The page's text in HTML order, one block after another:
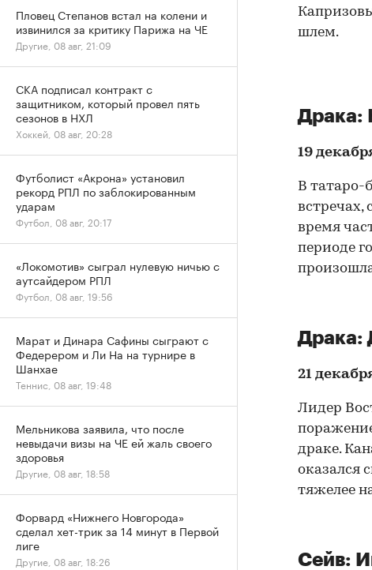
шлем.
Драка:
19
В татаро-
встречах,
время
периоде
Драка:
21
Лидер
драке.
оказался
тяжелее
Сейв:
Пловец Степанов встал на колени и
извинился за критику Парижа на ЧЕ
Другие, 08 авг, 21:09
СКА подписал контракт с
защитником, который провел пять
сезонов в НХЛ
Хоккей, 08 авг, 20:28
Футболист «Акрона» установил
рекорд РПЛ по заблокированным
ударам
Футбол, 08 авг, 20:17
«Локомотив» сыграл нулевую ничью с
аутсайдером РПЛ
Футбол, 08 авг, 19:56
Марат и Динара Сафины сыграют с
Федерером и Ли На на турнире в
Шанхае
Теннис, 08 авг, 19:48
Мельникова заявила, что после
невыдачи визы на ЧЕ ей жаль своего
здоровья
Другие, 08 авг, 18:58
Форвард «Нижнего Новгорода»
сделал хет-трик за 14 минут в Первой
лиге
Другие, 08 авг, 18:26